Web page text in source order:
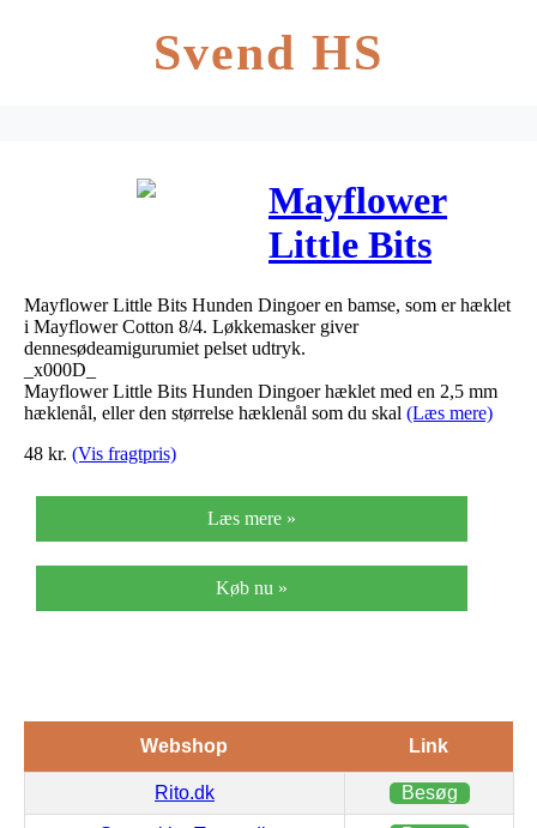
Svend HS
Mayflower
Little Bits
Hunden Dingo
– Bamse
Hækleopskrift
Mayflower Little Bits Hunden Dingoer en bamse, som er hæklet
i Mayflower Cotton 8/4. Løkkemasker giver
dennesødeamigurumiet pelset udtryk.
_x000D_
Mayflower Little Bits Hunden Dingoer hæklet med en 2,5 mm
hæklenål, eller den størrelse hæklenål som du skal (Læs mere)
48 kr. (Vis fragtpris)
Læs mere »
Køb nu »
Webshop Link
Rito.dk Besøg